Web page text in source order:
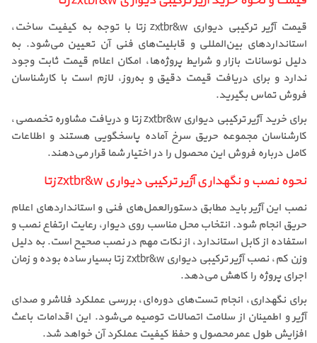
قیمت آژیر ترکیبی دیواری zxtbr&w زتا با توجه به کیفیت ساخت،
استانداردهای بین‌المللی و قابلیت‌های فنی آن تعیین می‌شود. به
دلیل نوسانات بازار و شرایط پروژه‌ها، امکان اعلام قیمت ثابت وجود
ندارد و برای دریافت قیمت دقیق و به‌روز، لازم است با کارشناسان
فروش تماس بگیرید.
برای خرید آژیر ترکیبی دیواری zxtbr&w زتا و دریافت مشاوره تخصصی،
کارشناسان مجموعه حریق سرخ آماده پاسخگویی هستند و اطلاعات
کامل درباره فروش این محصول را در اختیار شما قرار می‌دهند.
نحوه نصب و نگهداری آژیر ترکیبی دیواری zxtbr&w زتا
نصب این آژیر باید مطابق دستورالعمل‌های فنی و استانداردهای اعلام
حریق انجام شود. انتخاب محل مناسب روی دیوار، رعایت ارتفاع نصب و
استفاده از کابل استاندارد، از نکات مهم در نصب صحیح است. به دلیل
وزن کم، نصب آژیر ترکیبی دیواری zxtbr&w زتا بسیار ساده بوده و زمان
اجرای پروژه را کاهش می‌دهد.
برای نگهداری، انجام تست‌های دوره‌ای، بررسی عملکرد فلاشر و صدای
آژیر و اطمینان از سلامت اتصالات توصیه می‌شود. این اقدامات باعث
افزایش طول عمر محصول و حفظ کیفیت عملکرد آن خواهد شد.